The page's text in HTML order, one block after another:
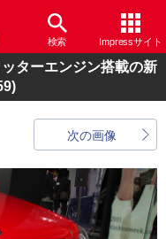
検索 Impressサイト
ターエンジン搭載の新
次の画像